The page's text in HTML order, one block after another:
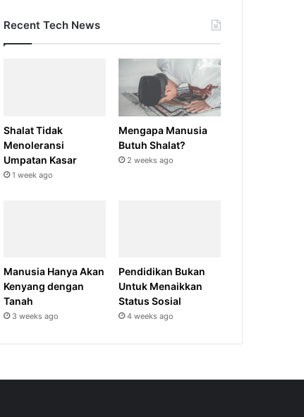
Recent Tech News
Shalat Tidak
Menoleransi
Umpatan Kasar
1 week ago
Mengapa Manusia
Butuh Shalat?
2 weeks ago
Manusia Hanya Akan
Kenyang dengan
Tanah
3 weeks ago
Pendidikan Bukan
Untuk Menaikkan
Status Sosial
4 weeks ago